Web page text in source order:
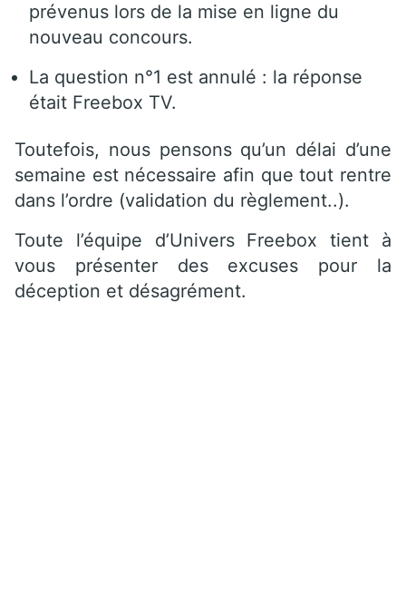
prévenus lors de la mise en ligne du
nouveau concours.
La question n°1 est annulé : la réponse
était Freebox TV.
Toutefois, nous pensons qu’un délai d’une
semaine est nécessaire afin que tout rentre
dans l’ordre (validation du règlement..).
Toute l’équipe d’Univers Freebox tient à
vous présenter des excuses pour la
déception et désagrément.